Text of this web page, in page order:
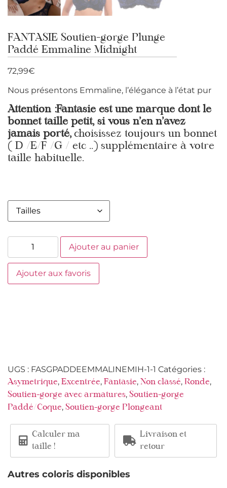
FANTASIE Soutien-gorge Plunge
Paddé Emmaline Midnight
72,99€
Nous présentons Emmaline, l’élégance à l’état pur
Attention :Fantasie est une marque dont le
bonnet taille petit, si vous n’en n’avez
jamais porté, choisissez toujours un bonnet
( D /E/F /G / etc ..) supplémentaire à votre
taille habituelle.
Ajouter au panier
Ajouter aux favoris
UGS : FASGPADDEEMMALINEMIH-1-1 Catégories :
Asymetrique, Excentrée, Fantasie, Non classé, Ronde,
Soutien-gorge avec armatures, Soutien-gorge
Paddé/Coque, Soutien-gorge Plongeant
Calculer ma
taille !
Livraison et
retour
Autres coloris disponibles